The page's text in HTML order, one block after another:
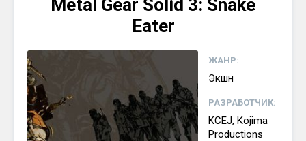
Metal Gear Solid 3: Snake
Eater
ЖАНР:
Экшн
РАЗРАБОТЧИК:
KCEJ, Kojima
Productions